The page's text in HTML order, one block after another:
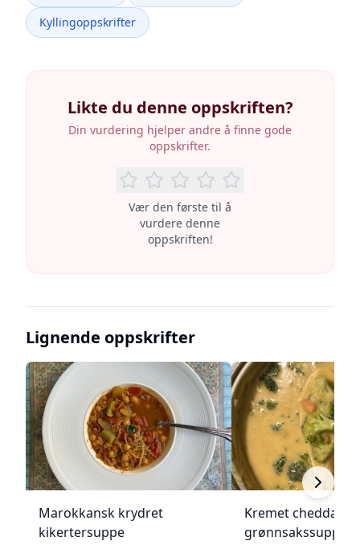
Kyllingoppskrifter
Likte du denne oppskriften?
Din vurdering hjelper andre å finne gode
oppskrifter.
Vær den første til å
vurdere denne
oppskriften!
Lignende oppskrifter
Marokkansk krydret
kikertersuppe
Kremet cheddar-
grønnsakssuppe